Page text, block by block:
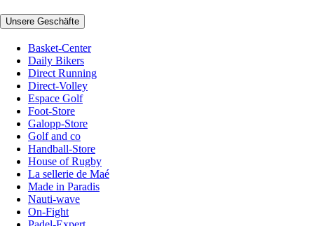
Unsere Geschäfte
Basket-Center
Daily Bikers
Direct Running
Direct-Volley
Espace Golf
Foot-Store
Galopp-Store
Golf and co
Handball-Store
House of Rugby
La sellerie de Maé
Made in Paradis
Nauti-wave
On-Fight